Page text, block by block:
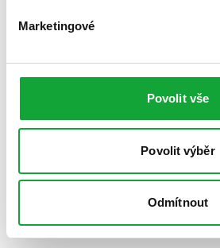
Marketingové
Povolit vše
Povolit výběr
Odmítnout